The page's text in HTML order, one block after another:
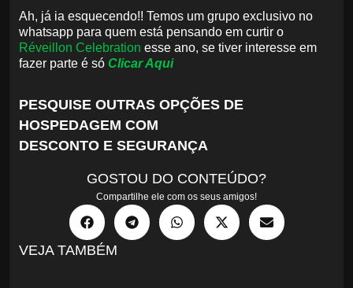
Ah, já ia esquecendo!! Temos um grupo exclusivo no
whatsapp para quem está pensando em curtir o
Réveillon Celebration esse ano, se tiver interesse em
fazer parte é só Clicar Aqui
PESQUISE OUTRAS OPÇÕES DE
HOSPEDAGEM COM
DESCONTO E SEGURANÇA
GOSTOU DO CONTEÚDO?
Compartilhe ele com os seus amigos!
VEJA TAMBÉM